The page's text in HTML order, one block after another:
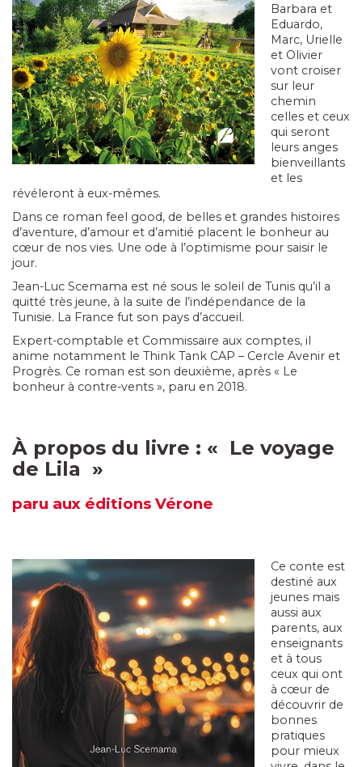
Barbara et
Eduardo,
Marc, Urielle
et Olivier
vont croiser
sur leur
chemin
celles et ceux
qui seront
leurs anges
bienveillants
et les
révéleront à eux-mêmes.
Dans ce roman feel good, de belles et grandes histoires
d’aventure, d’amour et d’amitié placent le bonheur au
cœur de nos vies. Une ode à l’optimisme pour saisir le
jour.
Jean-Luc Scemama est né sous le soleil de Tunis qu’il a
quitté très jeune, à la suite de l’indépendance de la
Tunisie. La France fut son pays d’accueil.
Expert-comptable et Commissaire aux comptes, il
anime notamment le Think Tank CAP – Cercle Avenir et
Progrès. Ce roman est son deuxième, après « Le
bonheur à contre-vents », paru en 2018.
À propos du livre : « Le voyage
de Lila »
paru aux éditions Vérone
Ce conte est
destiné aux
jeunes mais
aussi aux
parents, aux
enseignants
et à tous
ceux qui ont
à cœur de
découvrir de
bonnes
pratiques
pour mieux